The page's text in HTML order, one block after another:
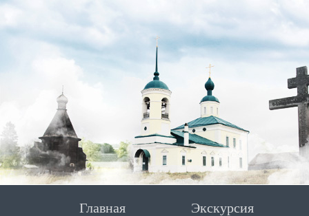
Главная Экскурсия